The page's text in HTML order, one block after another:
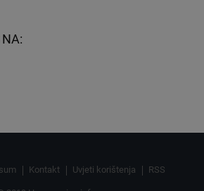
Kontakt Uvjeti korištenja RSS